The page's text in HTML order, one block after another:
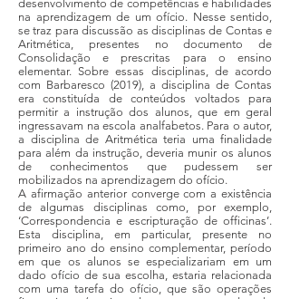
desenvolvimento de competências e habilidades
na aprendizagem de um ofício. Nesse sentido,
se traz para discussão as disciplinas de Contas e
Aritmética, presentes no documento de
Consolidação e prescritas para o ensino
elementar. Sobre essas disciplinas, de acordo
com Barbaresco (2019), a disciplina de Contas
era constituída de conteúdos voltados para
permitir a instrução dos alunos, que em geral
ingressavam na escola analfabetos. Para o autor,
a disciplina de Aritmética teria uma finalidade
para além da instrução, deveria munir os alunos
de conhecimentos que pudessem ser
mobilizados na aprendizagem do ofício.
A afirmação anterior converge com a existência
de algumas disciplinas como, por exemplo,
‘Correspondencia e escripturação de officinas’.
Esta disciplina, em particular, presente no
primeiro ano do ensino complementar, período
em que os alunos se especializariam em um
dado ofício de sua escolha, estaria relacionada
com uma tarefa do ofício, que são operações